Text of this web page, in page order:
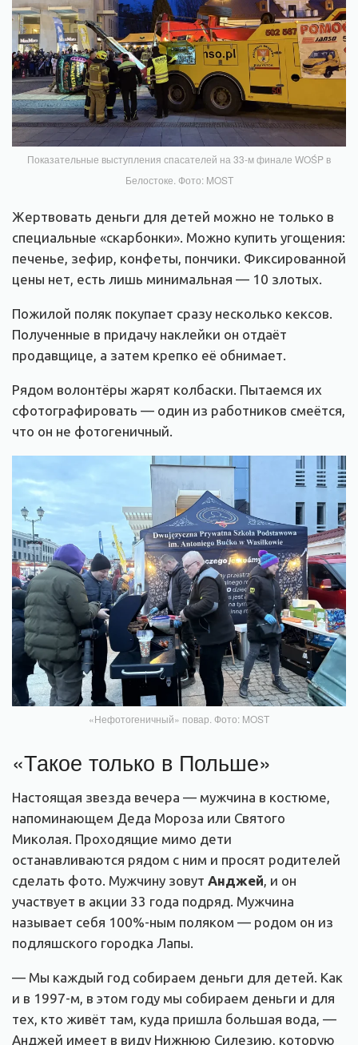
Показательные выступления спасателей на 33-м финале WOŚP в
Белостоке. Фото: MOST
Жертвовать деньги для детей можно не только в
специальные «скарбонки». Можно купить угощения:
печенье, зефир, конфеты, пончики. Фиксированной
цены нет, есть лишь минимальная — 10 злотых.
Пожилой поляк покупает сразу несколько кексов.
Полученные в придачу наклейки он отдаёт
продавщице, а затем крепко её обнимает.
Рядом волонтёры жарят колбаски. Пытаемся их
сфотографировать — один из работников смеётся,
что он не фотогеничный.
«Нефотогеничный» повар. Фото: MOST
«Такое только в Польше»
Настоящая звезда вечера — мужчина в костюме,
напоминающем Деда Мороза или Святого
Миколая. Проходящие мимо дети
останавливаются рядом с ним и просят родителей
сделать фото. Мужчину зовут Анджей, и он
участвует в акции 33 года подряд. Мужчина
называет себя 100%-ным поляком — родом он из
подляшского городка Лапы.
— Мы каждый год собираем деньги для детей. Как
и в 1997-м, в этом году мы собираем деньги и для
тех, кто живёт там, куда пришла большая вода, —
Анджей имеет в виду Нижнюю Силезию, которую